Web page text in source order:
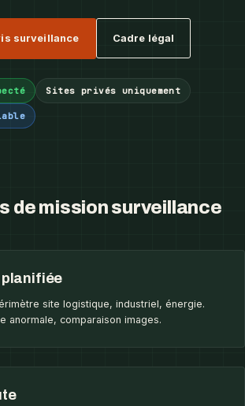
surveillance Cadre légal
Sites privés uniquement
de mission surveillance
planifiée
site logistique, industriel, énergie.
anormale, comparaison images.